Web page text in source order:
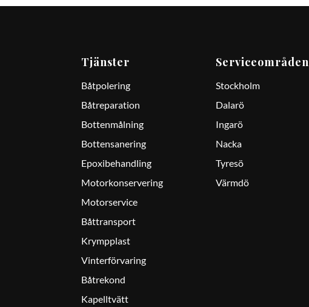
Tjänster
Båtpolering
Båtreparation
Bottenmålning
Bottensanering
Epoxibehandling
Motorkonservering
Motorservice
Båttransport
Krympplast
Vinterförvaring
Båtrekond
Kapelltvätt
Serviceområden
Stockholm
Dalarö
Ingarö
Nacka
Tyresö
Värmdö